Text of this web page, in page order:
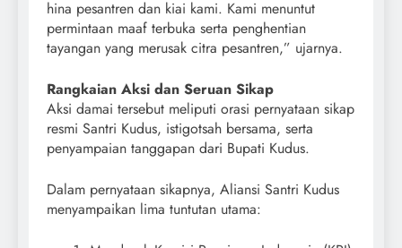
hina pesantren dan kiai kami. Kami menuntut
permintaan maaf terbuka serta penghentian
tayangan yang merusak citra pesantren,” ujarnya.
Rangkaian Aksi dan Seruan Sikap
Aksi damai tersebut meliputi orasi pernyataan sikap
resmi Santri Kudus, istigotsah bersama, serta
penyampaian tanggapan dari Bupati Kudus.
Dalam pernyataan sikapnya, Aliansi Santri Kudus
menyampaikan lima tuntutan utama: